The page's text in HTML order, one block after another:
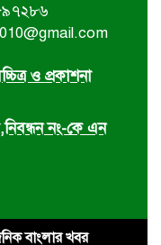
সরকারের বিরুদ্ধে
ও প্রকাশনা
নং-কে এন
বাংলার খবর